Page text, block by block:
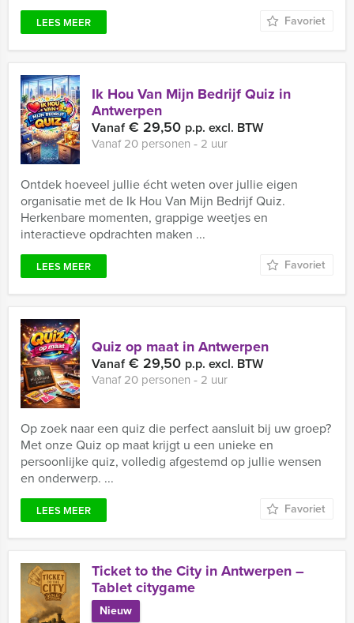
LEES MEER Favoriet
Ik Hou Van Mijn Bedrijf Quiz in
Antwerpen
Vanaf€ 29,50 p.p. excl. BTW
Vanaf 20 personen ‐ 2 uur
Ontdek hoeveel jullie écht weten over jullie eigen
organisatie met de Ik Hou Van Mijn Bedrijf Quiz.
Herkenbare momenten, grappige weetjes en
interactieve opdrachten maken ...
LEES MEER Favoriet
Quiz op maat in Antwerpen
Vanaf€ 29,50 p.p. excl. BTW
Vanaf 20 personen ‐ 2 uur
Op zoek naar een quiz die perfect aansluit bij uw groep?
Met onze Quiz op maat krijgt u een unieke en
persoonlijke quiz, volledig afgestemd op jullie wensen
en onderwerp. ...
LEES MEER Favoriet
Ticket to the City in Antwerpen –
Tablet citygame
Nieuw